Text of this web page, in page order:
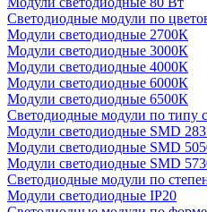
Светодиодные модули по
Модули светодиодные 2700К
Модули светодиодные 3000К
Модули светодиодные 4000К
Модули светодиодные 6000К
Модули светодиодные 6500К
Светодиодные модули по типу
Модули светодиодные SMD
Модули светодиодные SMD
Модули светодиодные SMD
Светодиодные модули по
Модули светодиодные IP20